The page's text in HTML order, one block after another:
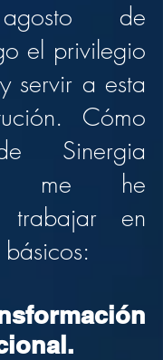
de
el privilegio
servir a esta
Cómo
Sinergia
me he
trabajar en